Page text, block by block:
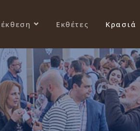
Εκθέτες Κρασιά